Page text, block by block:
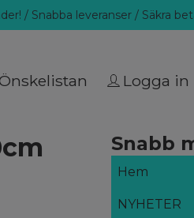
/ Snabba leveranser / Säkra
Logga in
Snabb
Hem
NYHETER